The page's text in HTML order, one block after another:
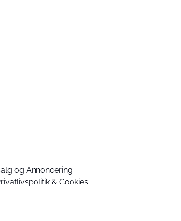
og Annoncering
& Cookies